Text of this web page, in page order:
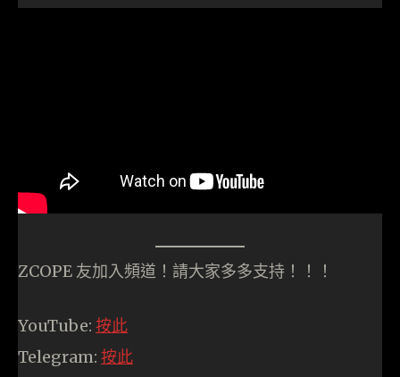
ZCOPE 友加入頻道！請大家多多支持！！！
YouTube: 按此
Telegram: 按此